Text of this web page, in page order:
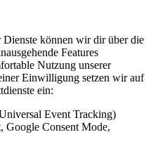
Dienste können wir dir über die
Features
Nutzung unserer
Einwilligung setzen wir auf
ein:
Event Tracking)
Google Consent Mode,